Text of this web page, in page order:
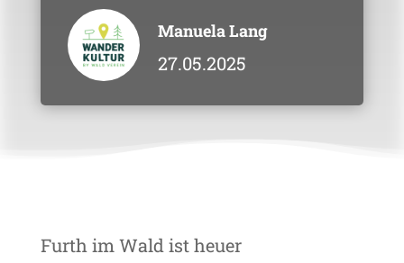
Manuela Lang
27.05.2025
Furth im Wald ist heuer